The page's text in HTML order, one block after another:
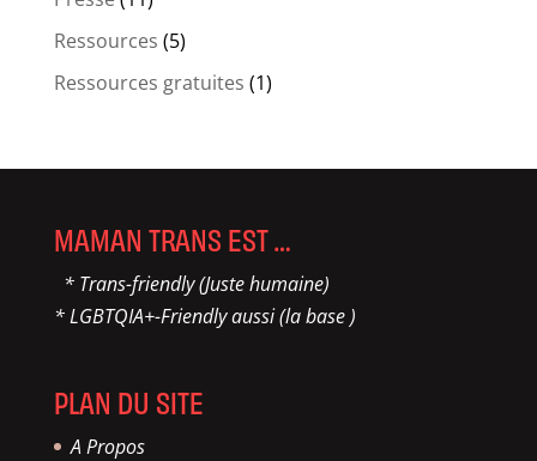
Ressources (5)
Ressources gratuites (1)
MAMAN TRANS EST …
* Trans-friendly (Juste humaine)
* LGBTQIA+-Friendly aussi (la base )
PLAN DU SITE
A Propos